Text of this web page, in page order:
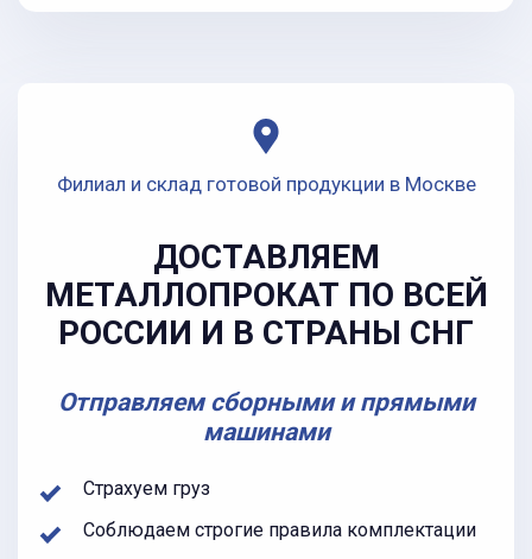
Филиал и склад готовой продукции в Москве
ДОСТАВЛЯЕМ
МЕТАЛЛОПРОКАТ ПО ВСЕЙ
РОССИИ И В СТРАНЫ СНГ
Отправляем сборными и прямыми
машинами
Страхуем груз
Соблюдаем строгие правила комплектации